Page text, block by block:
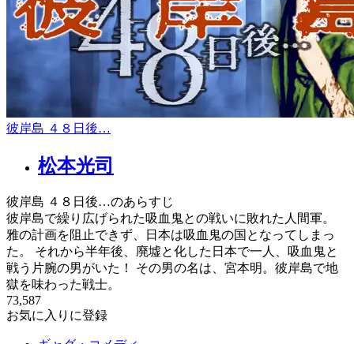
彼岸島 ４８日後…
松本光司
彼岸島 ４８日後…のあらすじ
彼岸島で繰り広げられた吸血鬼との戦いに敗れた人間軍。
雅の計画を阻止できず、日本は吸血鬼の国となってしまっ
た。 それから半年後、廃墟と化した日本で一人、吸血鬼と
戦う片腕の男がいた！ その男の名は、宮本明。彼岸島で地
獄を味わった戦士。
73,587
お気に入りに登録